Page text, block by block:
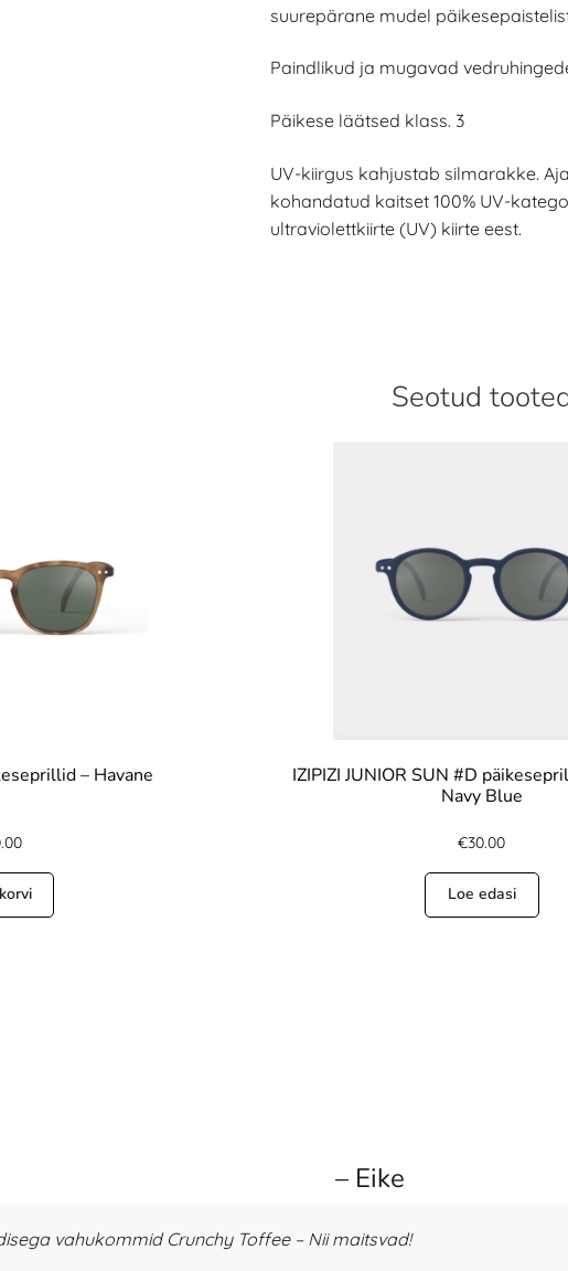
suurepärane mudel
Paindlikud ja mugavad
Päikese läätsed klass. 3
UV-kiirgus kahjustab silmarakke.
kohandatud kaitset 100% UV-
ultraviolettkiirte (UV) kiirte eest.
Seotud
– Havane
IZIPIZI JUNIOR SUN #D
Navy Blue
€30.00
Loe edasi
– Eike
vahukommid Crunchy Toffee – Nii maitsvad!